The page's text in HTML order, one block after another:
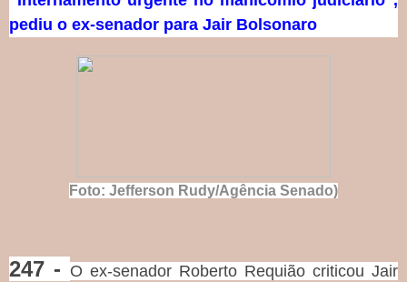
pediu o ex-senador para Jair Bolsonaro
Foto: Jefferson Rudy/Agência Senado)
247 - O ex-senador Roberto Requião criticou Jair